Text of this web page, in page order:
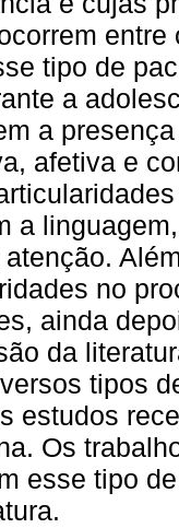
tipo de
a
a
afetiva e
a
no
ainda
da
tipos
estudos
Os
esse tipo